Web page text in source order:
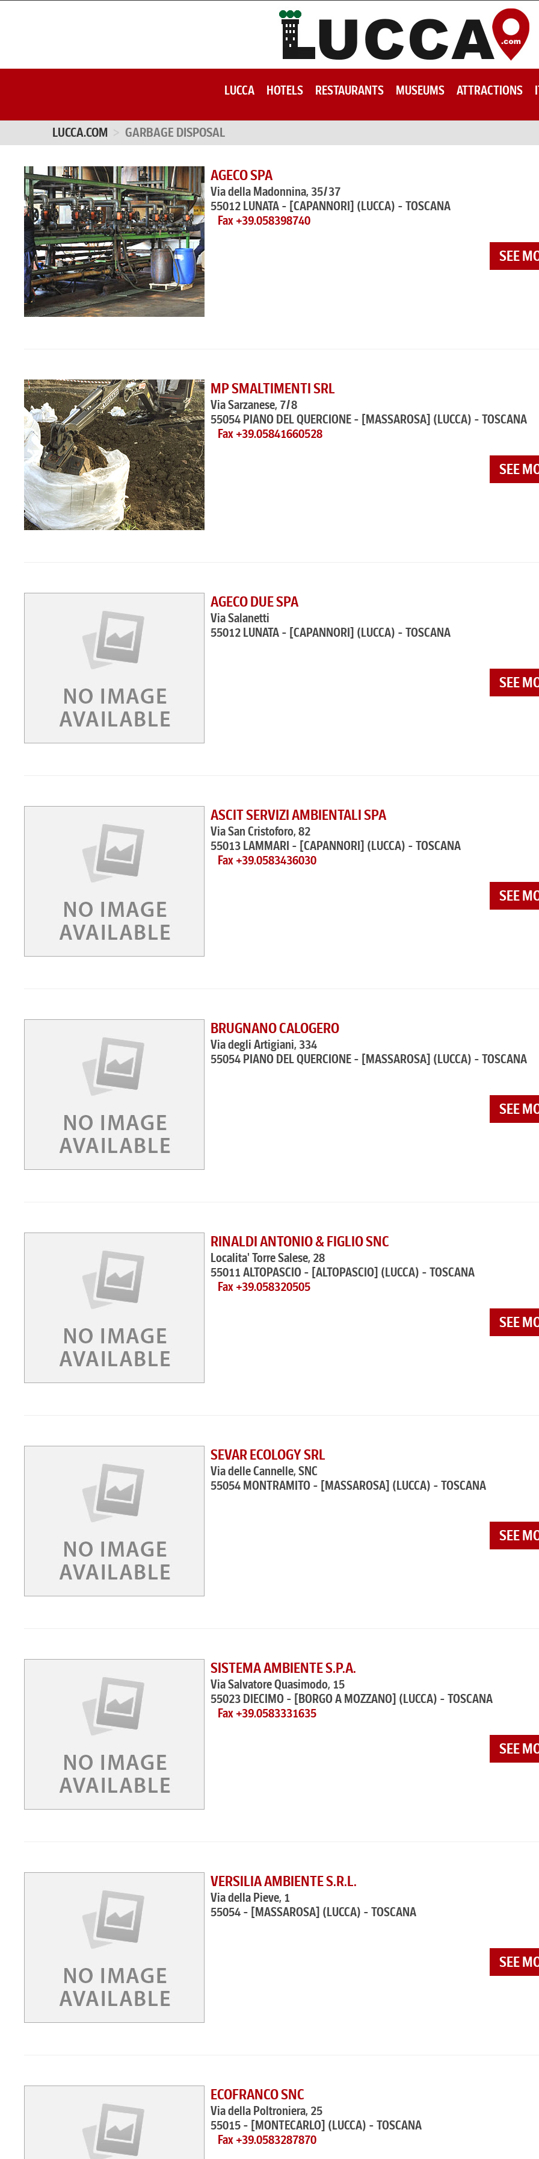
LUCCA HOTELS RESTAURANTS MUSEUMS ATTRACTIONS
LUCCA.COM GARBAGE DISPOSAL
AGECO SPA
Via della Madonnina, 35/37
55012 LUNATA - [CAPANNORI] (LUCCA) - TOSCANA
Fax +39.058398740
SEE
MP SMALTIMENTI SRL
Via Sarzanese, 7/8
55054 PIANO DEL QUERCIONE - [MASSAROSA] (LUCCA) - TOSCANA
Fax +39.05841660528
SEE
AGECO DUE SPA
Via Salanetti
55012 LUNATA - [CAPANNORI] (LUCCA) - TOSCANA
SEE
ASCIT SERVIZI AMBIENTALI SPA
Via San Cristoforo, 82
55013 LAMMARI - [CAPANNORI] (LUCCA) - TOSCANA
Fax +39.0583436030
SEE
BRUGNANO CALOGERO
Via degli Artigiani, 334
55054 PIANO DEL QUERCIONE - [MASSAROSA] (LUCCA) - TOSCANA
SEE
RINALDI ANTONIO & FIGLIO SNC
Localita' Torre Salese, 28
55011 ALTOPASCIO - [ALTOPASCIO] (LUCCA) - TOSCANA
Fax +39.058320505
SEE
SEVAR ECOLOGY SRL
Via delle Cannelle, SNC
55054 MONTRAMITO - [MASSAROSA] (LUCCA) - TOSCANA
SEE
SISTEMA AMBIENTE S.P.A.
Via Salvatore Quasimodo, 15
55023 DIECIMO - [BORGO A MOZZANO] (LUCCA) - TOSCANA
Fax +39.0583331635
SEE
VERSILIA AMBIENTE S.R.L.
Via della Pieve, 1
55054 - [MASSAROSA] (LUCCA) - TOSCANA
SEE
ECOFRANCO SNC
Via della Poltroniera, 25
55015 - [MONTECARLO] (LUCCA) - TOSCANA
Fax +39.0583287870